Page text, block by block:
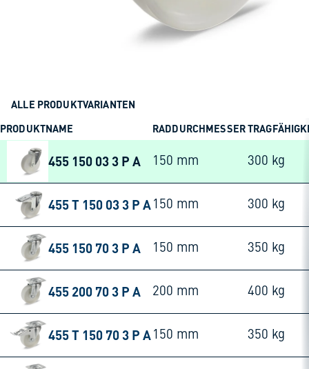
ALLE PRODUKTVARIANTEN
PRODUKTNAME
RADDURCHMESSER
455 150 03 3 P A 150 mm 300 kg
455 T 150 03 3 P A 150 mm 300 kg
455 150 70 3 P A 150 mm 350 kg
455 200 70 3 P A 200 mm 400 kg
455 T 150 70 3 P A 150 mm 350 kg